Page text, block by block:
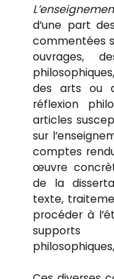
d’une part
commentées
ouvrages,
des arts ou
réflexion
articles
sur
comptes
œuvre
de la
texte,
procéder à
supports